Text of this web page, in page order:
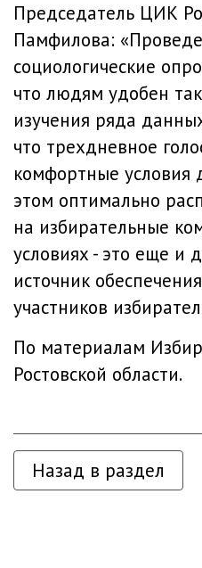
Председатель ЦИК
Памфилова:
социологические
что людям удобен
изучения ряда
что трехдневное
комфортные условия
этом оптимально
на избирательные
условиях - это еще и
источник
участников
По материалам
Ростовской области.
Назад в раздел